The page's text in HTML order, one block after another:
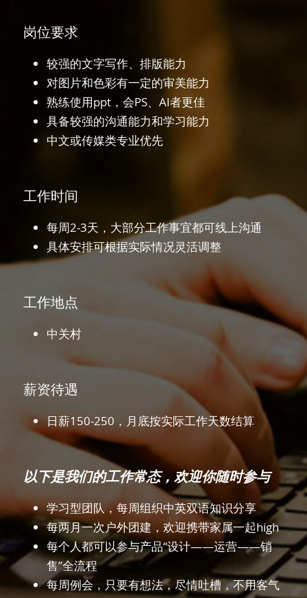
岗位要求
较强的文字写作、排版能力
对图片和色彩有一定的审美能力
熟练使用ppt，会PS、AI者更佳
具备较强的沟通能力和学习能力
中文或传媒类专业优先
工作时间
每周2-3天，大部分工作事宜都可线上沟通
具体安排可根据实际情况灵活调整
工作地点
中关村
薪资待遇
日薪150-250，月底按实际工作天数结算
以下是我们的工作常态，欢迎你随时参与
学习型团队，每周组织中英双语知识分享
每两月一次户外团建，欢迎携带家属一起high
每个人都可以参与产品“设计——运营——销
售”全流程
每周例会，只要有想法，尽情吐槽，不用客气